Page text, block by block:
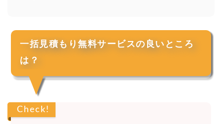
一括見積もり無料サービスの良いところ
は？
Check!